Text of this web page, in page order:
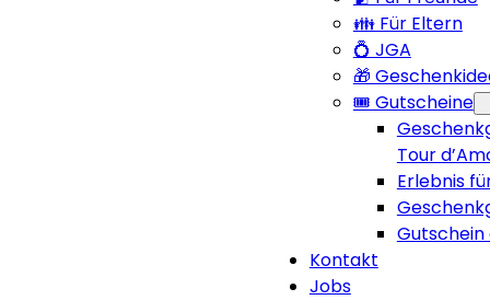
👪 Für Eltern
💍 JGA
🎁
🎟️ Gutscheine
Tour
Erlebnis
Gutschein
Kontakt
Jobs